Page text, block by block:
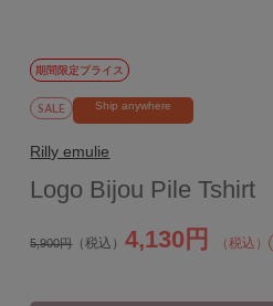
期間限定プライス
SALE Ship anywhere
Rilly emulie
Logo Bijou Pile Tshirt
5,900円（税込）4,130円 （税込）